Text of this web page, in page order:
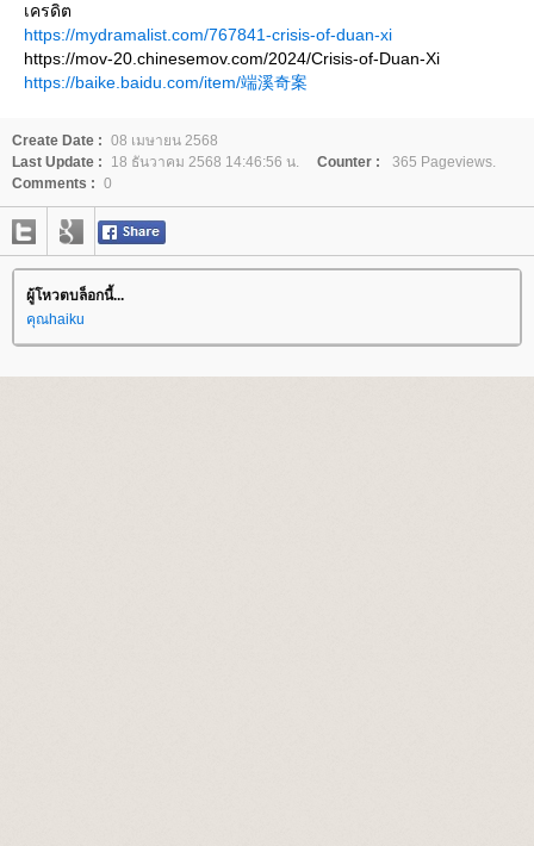
เครดิต
https://mydramalist.com/767841-crisis-of-duan-xi
https://mov-20.chinesemov.com/2024/Crisis-of-Duan-Xi
https://baike.baidu.com/item/端溪奇案
Create Date : 08 เมษายน 2568
Last Update :
18 ธันวาคม 2568 14:46:56 น. Counter :
365 Pageviews.
Comments : 0
ผู้โหวตบล็อกนี้...
คุณhaiku